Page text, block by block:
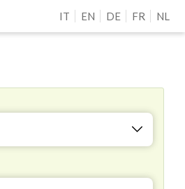
IT EN DE FR NL